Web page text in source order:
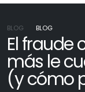
BLOG BLOG
El fraude
más le
(y cómo